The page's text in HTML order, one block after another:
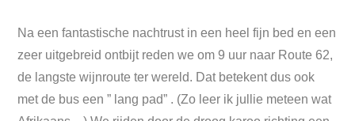
Na een fantastische nachtrust in een heel fijn bed en een
zeer uitgebreid ontbijt reden we om 9 uur naar Route 62,
de langste wijnroute ter wereld. Dat betekent dus ook
met de bus een ” lang pad” . (Zo leer ik jullie meteen wat